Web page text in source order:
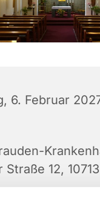
6. Februar
Straße 12,